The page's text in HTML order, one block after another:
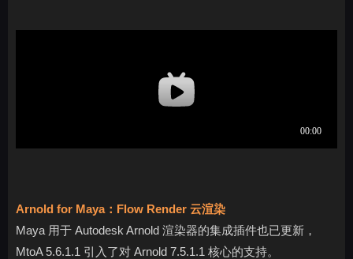
Arnold for Maya：Flow Render 云渲染
Maya 用于 Autodesk Arnold 渲染器的集成插件也已更新，
MtoA 5.6.1.1 引入了对 Arnold 7.5.1.1 核心的支持。